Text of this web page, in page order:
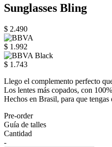
Sunglasses Bling
$ 2.490
$ 1.992
$ 1.743
Llego el complemento perfecto
Los lentes más copados, con
Hechos en Brasil, para que
Pre-order
Guía de talles
Cantidad
-